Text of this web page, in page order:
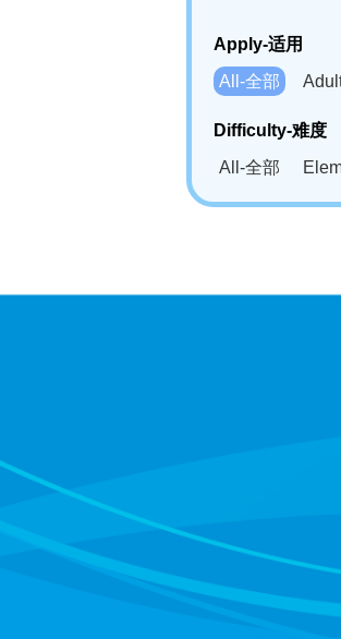
Apply-适用
All-全部
Difficulty-难度
All-全部